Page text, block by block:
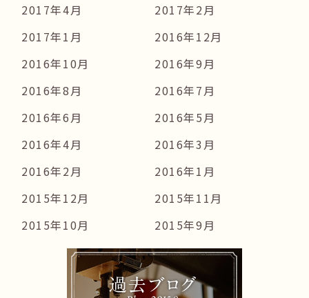
2017年4月
2017年2月
2017年1月
2016年12月
2016年10月
2016年9月
2016年8月
2016年7月
2016年6月
2016年5月
2016年4月
2016年3月
2016年2月
2016年1月
2015年12月
2015年11月
2015年10月
2015年9月